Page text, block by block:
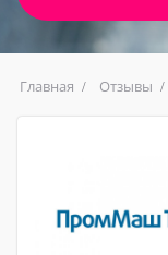
Главная Отзывы